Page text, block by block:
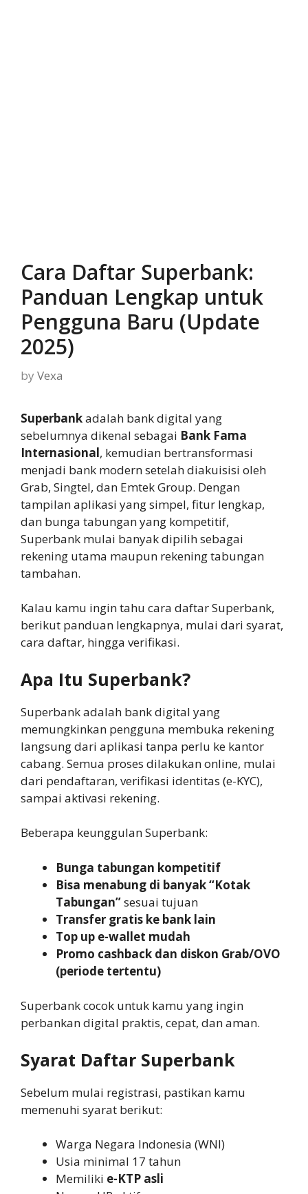
Cara Daftar Superbank:
Panduan Lengkap untuk
Pengguna Baru (Update
2025)
by Vexa
Superbankadalah bank digital yang
sebelumnya dikenal sebagai Bank Fama
Internasional, kemudian bertransformasi
menjadi bank modern setelah diakuisisi oleh
Grab, Singtel, dan Emtek Group. Dengan
tampilan aplikasi yang simpel, fitur lengkap,
dan bunga tabungan yang kompetitif,
Superbank mulai banyak dipilih sebagai
rekening utama maupun rekening tabungan
tambahan.
Kalau kamu ingin tahu cara daftar Superbank,
berikut panduan lengkapnya, mulai dari syarat,
cara daftar, hingga verifikasi.
Apa Itu Superbank?
Superbank adalah bank digital yang
memungkinkan pengguna membuka rekening
langsung dari aplikasi tanpa perlu ke kantor
cabang. Semua proses dilakukan online, mulai
dari pendaftaran, verifikasi identitas (e-KYC),
sampai aktivasi rekening.
Beberapa keunggulan Superbank:
Bunga tabungan kompetitif
Bisa menabung di banyak “Kotak
Tabungan”sesuai tujuan
Transfer gratis ke bank lain
Top up e-wallet mudah
Promo cashback dan diskon Grab/OVO
(periode tertentu)
Superbank cocok untuk kamu yang ingin
perbankan digital praktis, cepat, dan aman.
Syarat Daftar Superbank
Sebelum mulai registrasi, pastikan kamu
memenuhi syarat berikut:
Warga Negara Indonesia (WNI)
Usia minimal 17 tahun
Memiliki e-KTP asli